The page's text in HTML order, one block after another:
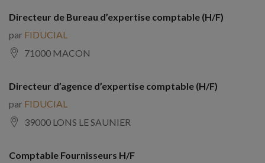
Directeur de Bureau d’expertise comptable (H/F)
par FIDUCIAL
71000 MACON
Directeur d’agence d’expertise comptable (H/F)
par FIDUCIAL
39000 LONS LE SAUNIER
Comptable Fournisseurs H/F